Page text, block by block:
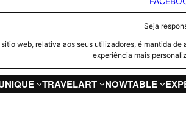
Seja
web, relativa aos seus utilizadores, é mantida
experiência mais
TRAVELART NOWTABLE